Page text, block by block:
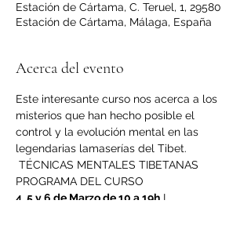
Estación de Cártama, C. Teruel, 1, 29580
Estación de Cártama, Málaga, España
Acerca del evento
Este interesante curso nos acerca a los
misterios que han hecho posible el
control y la evolución mental en las
legendarias lamaserías del Tibet.
TÉCNICAS MENTALES TIBETANAS
PROGRAMA DEL CURSO
4, 5 y 6 de Marzo de 10 a 19h I